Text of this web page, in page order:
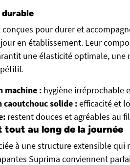
pour durer et
en établissement. Leur
une élasticité optimale, une
machine : hygiène irréprochable
caoutchouc solide :efficacité et
restent douces et agréables au
au long de la journée
à une structure extensible
Suprima conviennent